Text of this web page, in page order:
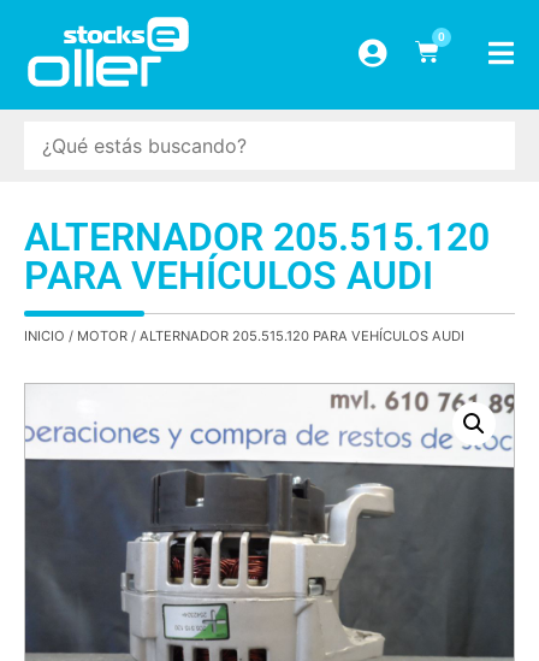
0
ALTERNADOR 205.515.120
PARA VEHÍCULOS AUDI
INICIO / MOTOR / ALTERNADOR 205.515.120 PARA VEHÍCULOS AUDI